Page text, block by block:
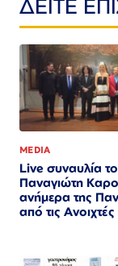
ΔΕΙΤΕ
MEDIA
Live συναυλία
Παναγιώτη
ανήμερα της
από τις Ανοιχτές